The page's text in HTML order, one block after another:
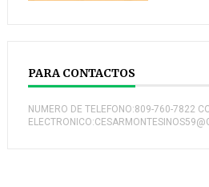
PARA CONTACTOS
NUMERO DE TELEFONO:809-760-7822